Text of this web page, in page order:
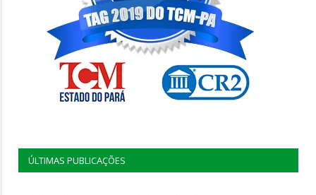
ÚLTIMAS PUBLICAÇÕES